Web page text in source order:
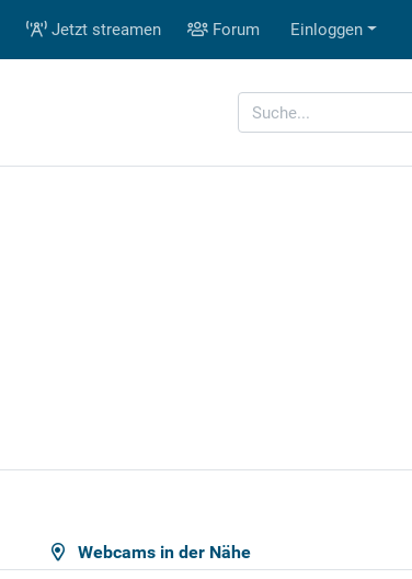
Jetzt streamen Forum Einloggen
Webcams in der Nähe